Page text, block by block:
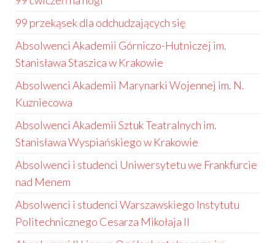
99 przekąsek dla odchudzających się
Absolwenci Akademii Górniczo-Hutniczej im.
Stanisława Staszica w Krakowie
Absolwenci Akademii Marynarki Wojennej im. N.
Kuzniecowa
Absolwenci Akademii Sztuk Teatralnych im.
Stanisława Wyspiańskiego w Krakowie
Absolwenci i studenci Uniwersytetu we Frankfurcie
nad Menem
Absolwenci i studenci Warszawskiego Instytutu
Politechnicznego Cesarza Mikołaja II